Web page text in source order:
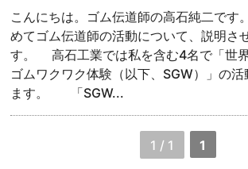
こんにちは。ゴム伝道師の高石純二
めてゴム伝道師の活動について、説明さ
す。 高石工業では私を含む4名で「世
ゴムワクワク体験（以下、SGW）」の活
ます。 「SGW...
1 / 1 1